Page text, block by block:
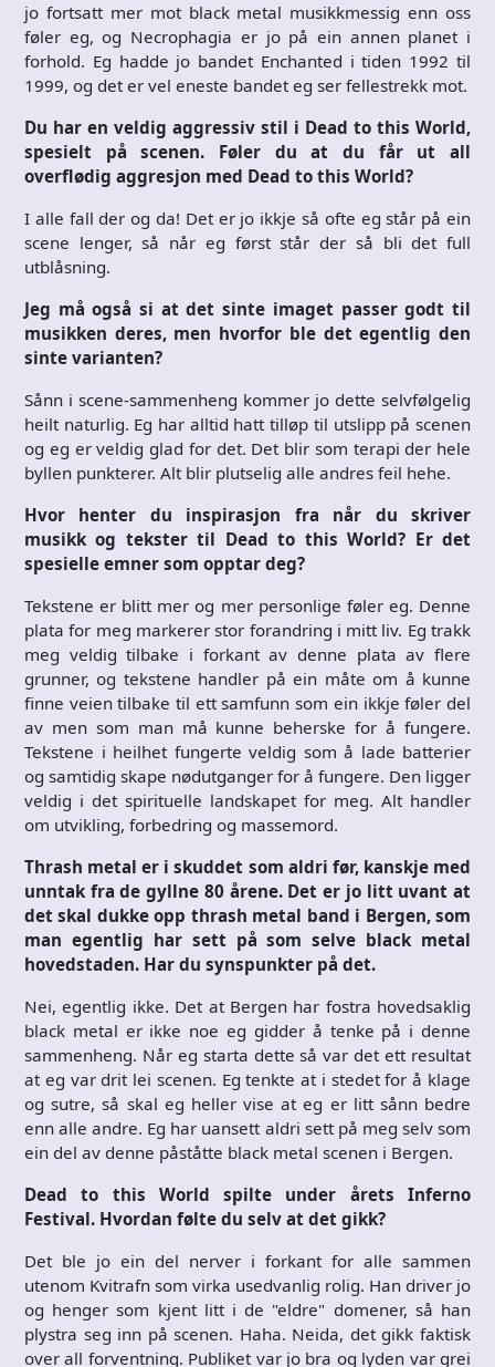
jo fortsatt mer mot black metal musikkmessig enn oss
føler eg, og Necrophagia er jo på ein annen planet i
forhold. Eg hadde jo bandet Enchanted i tiden 1992 til
1999, og det er vel eneste bandet eg ser fellestrekk mot.
Du har en veldig aggressiv stil i Dead to this World,
spesielt på scenen. Føler du at du får ut all
overflødig aggresjon med Dead to this World?
I alle fall der og da! Det er jo ikkje så ofte eg står på ein
scene lenger, så når eg først står der så bli det full
utblåsning.
Jeg må også si at det sinte imaget passer godt til
musikken deres, men hvorfor ble det egentlig den
sinte varianten?
Sånn i scene-sammenheng kommer jo dette selvfølgelig
heilt naturlig. Eg har alltid hatt tilløp til utslipp på scenen
og eg er veldig glad for det. Det blir som terapi der hele
byllen punkterer. Alt blir plutselig alle andres feil hehe.
Hvor henter du inspirasjon fra når du skriver
musikk og tekster til Dead to this World? Er det
spesielle emner som opptar deg?
Tekstene er blitt mer og mer personlige føler eg. Denne
plata for meg markerer stor forandring i mitt liv. Eg trakk
meg veldig tilbake i forkant av denne plata av flere
grunner, og tekstene handler på ein måte om å kunne
finne veien tilbake til ett samfunn som ein ikkje føler del
av men som man må kunne beherske for å fungere.
Tekstene i heilhet fungerte veldig som å lade batterier
og samtidig skape nødutganger for å fungere. Den ligger
veldig i det spirituelle landskapet for meg. Alt handler
om utvikling, forbedring og massemord.
Thrash metal er i skuddet som aldri før, kanskje med
unntak fra de gyllne 80 årene. Det er jo litt uvant at
det skal dukke opp thrash metal band i Bergen, som
man egentlig har sett på som selve black metal
hovedstaden. Har du synspunkter på det.
Nei, egentlig ikke. Det at Bergen har fostra hovedsaklig
black metal er ikke noe eg gidder å tenke på i denne
sammenheng. Når eg starta dette så var det ett resultat
at eg var drit lei scenen. Eg tenkte at i stedet for å klage
og sutre, så skal eg heller vise at eg er litt sånn bedre
enn alle andre. Eg har uansett aldri sett på meg selv som
ein del av denne påståtte black metal scenen i Bergen.
Dead to this World spilte under årets Inferno
Festival. Hvordan følte du selv at det gikk?
Det ble jo ein del nerver i forkant for alle sammen
utenom Kvitrafn som virka usedvanlig rolig. Han driver jo
og henger som kjent litt i de "eldre" domener, så han
plystra seg inn på scenen. Haha. Neida, det gikk faktisk
over all forventning. Publiket var jo bra og lyden var grei